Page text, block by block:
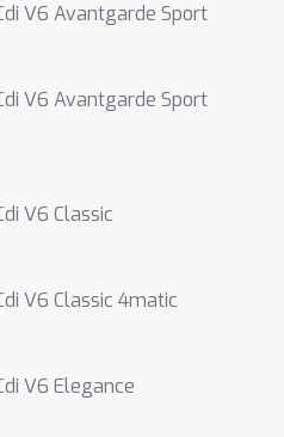
V6 Avantgarde Sport
V6 Avantgarde Sport
V6 Classic
V6 Classic 4matic
V6 Elegance